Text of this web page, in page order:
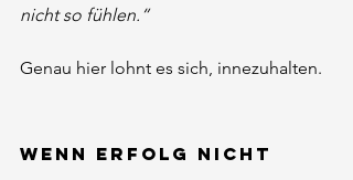
nicht so fühlen.“
Genau hier lohnt es sich, innezuhalten.
Wenn Erfolg nicht